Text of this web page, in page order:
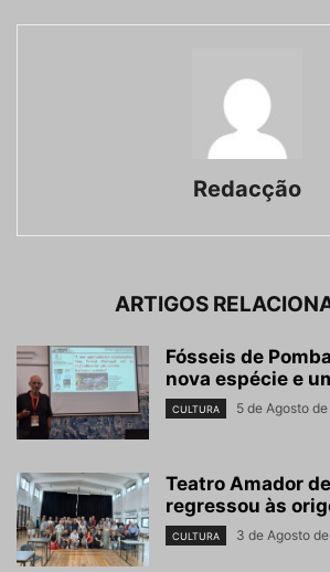
Redacção
ARTIGOS
Fósseis de
nova espécie e
CULTURA 5 de Agosto
Teatro Amador
regressou às
CULTURA 3 de Agosto